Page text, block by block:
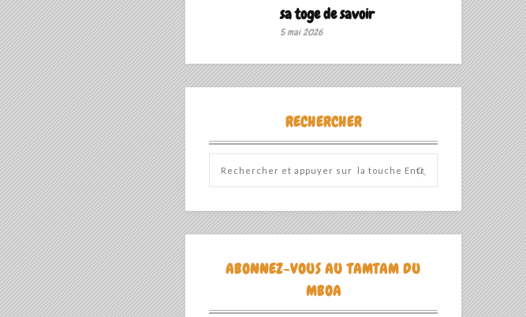
sa toge de savoir ‎
5 mai 2026
RECHERCHER
ABONNEZ-VOUS AU TAMTAM DU
MBOA